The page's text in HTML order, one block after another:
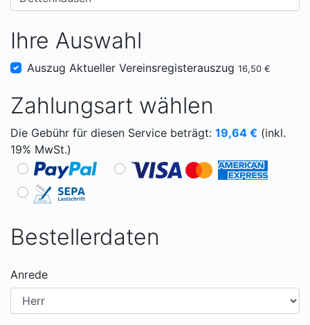
Ihre Auswahl
Auszug Aktueller Vereinsregisterauszug 16,50 €
Zahlungsart wählen
Die Gebühr für diesen Service beträgt: 19,64 € (inkl.
19% MwSt.)
Bestellerdaten
Anrede